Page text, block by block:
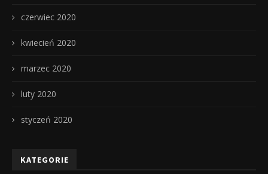
czerwiec 2020
kwiecień 2020
marzec 2020
luty 2020
styczeń 2020
KATEGORIE